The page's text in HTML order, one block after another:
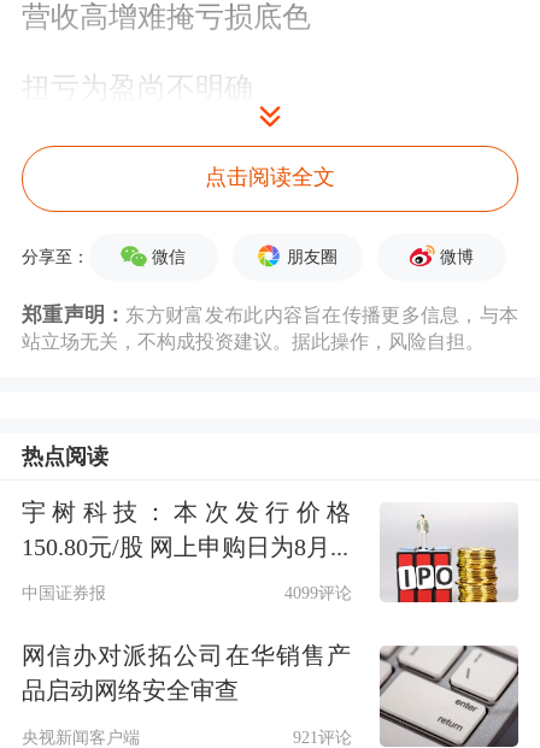
营收高增难掩亏损底色
扭亏为盈尚不明确
福瑞泰克专注于智能驾驶辅助解决方案
的研发、制造及销售，核心产品涵盖FT
Pro（L0-1级）、FT Max（L2级）及FT
Ultra（L2+级）解决方案。业务运营主
要通过自研技术平台ODIN及FUGA数据
公司设有多个附属企业，分别负责产品
制造、软件服务及系统集成，业务组织
结构统一为一个经营分部，以支持战略
决策与资源分配。
截至2025年12月31日，公司累计定点项
目达432个，其中2025年新增30个定点
点击阅读全文
分享至： 微信 朋友圈 微博
郑重声明： 东方财富发布此内容旨在传播更多信息，与本
站立场无关，不构成投资建议。据此操作，风险自担。
热点阅读
宇树科技：本次发行价格
150.80元/股 网上申购日为8月...
中国证券报 4099评论
网信办对派拓公司在华销售产
品启动网络安全审查
央视新闻客户端 921评论